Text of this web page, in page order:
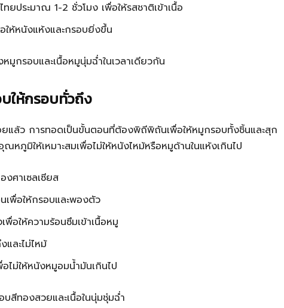
ยประมาณ 1-2 ชั่วโมง เพื่อให้รสชาติเข้าเนื้อ
ให้หนังแห้งและกรอบยิ่งขึ้น
มูกรอบและเนื้อหมูนุ่มฉ่ำในเวลาเดียวกัน
ให้กรอบทั่วถึง
ยแล้ว การทอดเป็นขั้นตอนที่ต้องพิถีพิถันเพื่อให้หมูกรอบทั้งชิ้นและสุก
ภูมิให้เหมาะสมเพื่อไม่ให้หนังไหม้หรือหมูด้านในแห้งเกินไป
ศาเซลเซียส
พื่อให้กรอบและพองตัว
อให้ความร้อนซึมเข้าเนื้อหมู
และไม่ไหม้
ไม่ให้หนังหมูอมน้ำมันเกินไป
สีทองสวยและเนื้อในนุ่มชุ่มฉ่ำ